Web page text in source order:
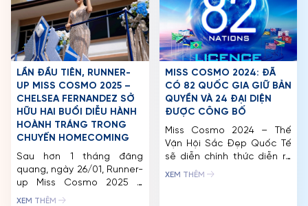
thời trang “Hello Cosmo […]
“BEST OF THE WORLD
FESTIVAL 2024” thuộc
khuôn khổ cuộc thi Miss […]
LẦN ĐẦU TIÊN, RUNNER-
UP MISS COSMO 2025 –
CHELSEA FERNANDEZ SỞ
HỮU HAI BUỔI DIỄU HÀNH
HOÀNH TRÁNG TRONG
CHUYẾN HOMECOMING
Sau hơn 1 tháng đăng
quang, ngày 26/01, Runner-
up Miss Cosmo 2025 –
Chelsea Fernandez chính
XEM THÊM
MISS COSMO 2024: ĐÃ
CÓ 82 QUỐC GIA GIỮ BẢN
QUYỀN VÀ 24 ĐẠI DIỆN
ĐƯỢC CÔNG BỐ
Miss Cosmo 2024 – Thế
Vận Hội Sắc Đẹp Quốc Tế
sẽ diễn chính thức diễn ra
từ giữa tháng 9/2024 đến
XEM THÊM